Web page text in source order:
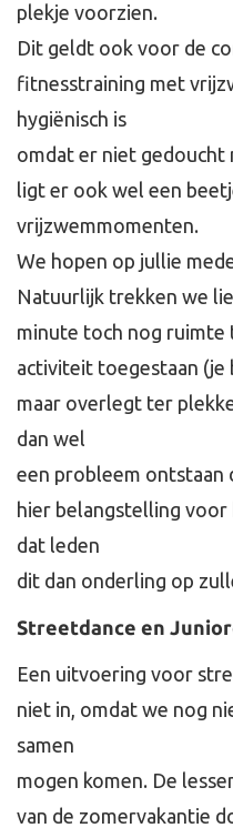
plekje voorzien.
Dit geldt ook voor de
fitnesstraining met
hygiënisch is
omdat er niet gedoucht
ligt er ook wel een
vrijzwemmomenten.
We hopen op jullie
Natuurlijk trekken we
minute toch nog ruimte
activiteit toegestaan (je
maar overlegt ter
dan wel
een probleem ontstaan
hier belangstelling voor
dat leden
dit dan onderling op
Streetdance en
Een uitvoering voor
niet in, omdat we nog
samen
mogen komen. De
van de zomervakantie